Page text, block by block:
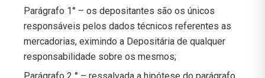
Parágrafo 1° – os depositantes são os únicos
responsáveis pelos dados técnicos referentes as
mercadorias, eximindo a Depositária de qualquer
responsabilidade sobre os mesmos;